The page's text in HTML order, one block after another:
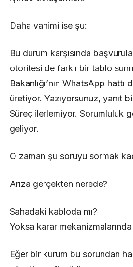
Daha vahimi ise şu:
Bu durum karşısında
otoritesi de farklı bir tablo
Bakanlığı’nın WhatsApp hattı
üretiyor. Yazıyorsunuz, yanıt
Süreç ilerlemiyor. Sorumluluk
geliyor.
O zaman şu soruyu sormak
Arıza gerçekten nerede?
Sahadaki kabloda mı?
Yoksa karar mekanizmalarında
Eğer bir kurum bu sorundan